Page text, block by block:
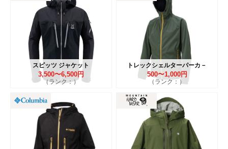
スピッツ ジャケット
3,500〜6,500円
（ランク：）
トレックシェルターパーカ－
500〜1,000円
（ランク：）